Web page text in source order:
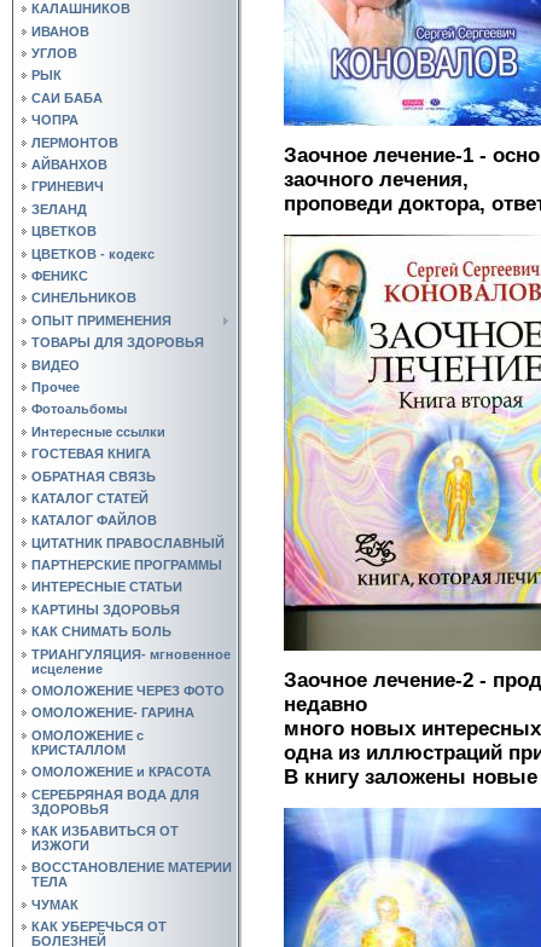
КАЛАШНИКОВ
ИВАНОВ
УГЛОВ
РЫК
САИ БАБА
ЧОПРА
ЛЕРМОНТОВ
АЙВАНХОВ
ГРИНЕВИЧ
ЗЕЛАНД
ЦВЕТКОВ
ЦВЕТКОВ - кодекс
ФЕНИКС
СИНЕЛЬНИКОВ
ОПЫТ ПРИМЕНЕНИЯ
ТОВАРЫ ДЛЯ ЗДОРОВЬЯ
ВИДЕО
Прочее
Фотоальбомы
Интересные ссылки
ГОСТЕВАЯ КНИГА
ОБРАТНАЯ СВЯЗЬ
КАТАЛОГ СТАТЕЙ
КАТАЛОГ ФАЙЛОВ
ЦИТАТНИК ПРАВОСЛАВНЫЙ
ПАРТНЕРСКИЕ ПРОГРАММЫ
ИНТЕРЕСНЫЕ СТАТЬИ
КАРТИНЫ ЗДОРОВЬЯ
КАК СНИМАТЬ БОЛЬ
ТРИАНГУЛЯЦИЯ- мгновенное
исцеление
ОМОЛОЖЕНИЕ ЧЕРЕЗ ФОТО
ОМОЛОЖЕНИЕ- ГАРИНА
ОМОЛОЖЕНИЕ с
КРИСТАЛЛОМ
ОМОЛОЖЕНИЕ и КРАСОТА
СЕРЕБРЯНАЯ ВОДА ДЛЯ
ЗДОРОВЬЯ
КАК ИЗБАВИТЬСЯ ОТ
ИЗЖОГИ
ВОССТАНОВЛЕНИЕ МАТЕРИИ
ТЕЛА
ЧУМАК
КАК УБЕРЕЧЬСЯ ОТ
БОЛЕЗНЕЙ
Заочное лечение-1 -
заочного лечения,
проповеди доктора,
Заочное лечение-2 -
недавно
много новых
одна из иллюстраций
В книгу заложены